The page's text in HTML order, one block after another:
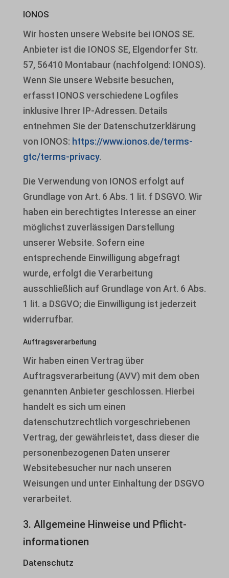
IONOS
Wir hosten unsere Website bei IONOS SE.
Anbieter ist die IONOS SE, Elgendorfer Str.
57, 56410 Montabaur (nachfolgend: IONOS).
Wenn Sie unsere Website besuchen,
erfasst IONOS verschiedene Logfiles
inklusive Ihrer IP-Adressen. Details
entnehmen Sie der Datenschutzerklärung
von IONOS: https://www.ionos.de/terms-
gtc/terms-privacy.
Die Verwendung von IONOS erfolgt auf
Grundlage von Art. 6 Abs. 1 lit. f DSGVO. Wir
haben ein berechtigtes Interesse an einer
möglichst zuverlässigen Darstellung
unserer Website. Sofern eine
entsprechende Einwilligung abgefragt
wurde, erfolgt die Verarbeitung
ausschließlich auf Grundlage von Art. 6 Abs.
1 lit. a DSGVO; die Einwilligung ist jederzeit
widerrufbar.
Auftragsverarbeitung
Wir haben einen Vertrag über
Auftragsverarbeitung (AVV) mit dem oben
genannten Anbieter geschlossen. Hierbei
handelt es sich um einen
datenschutzrechtlich vorgeschriebenen
Vertrag, der gewährleistet, dass dieser die
personenbezogenen Daten unserer
Websitebesucher nur nach unseren
Weisungen und unter Einhaltung der DSGVO
verarbeitet.
3. Allgemeine Hinweise und Pflicht­
informationen
Datenschutz